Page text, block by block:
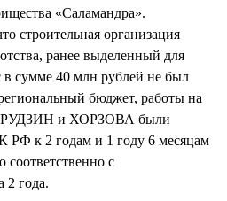
«Саламандра».
строительная организация
ранее выделенный для
в сумме 40 млн рублей не был
бюджет, работы на
и ХОРЗОВА были
РФ к 2 годам и 1 году 6 месяцам
с
2 года.